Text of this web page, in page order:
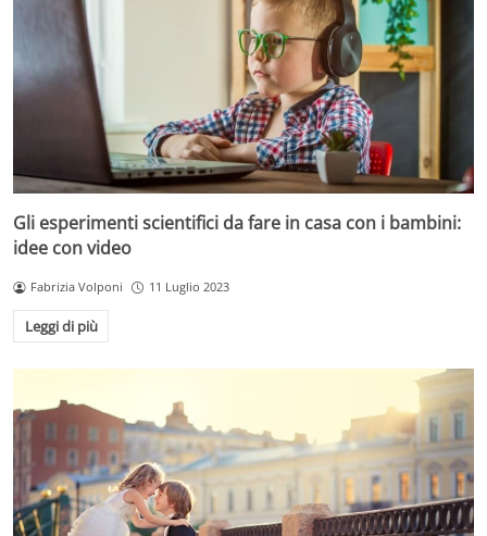
Gli esperimenti scientifici da fare in casa con i bambini:
idee con video
Fabrizia Volponi 11 Luglio 2023
Leggi di più